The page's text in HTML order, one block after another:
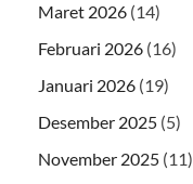
Maret 2026 (14)
Februari 2026 (16)
Januari 2026 (19)
Desember 2025 (5)
November 2025 (11)